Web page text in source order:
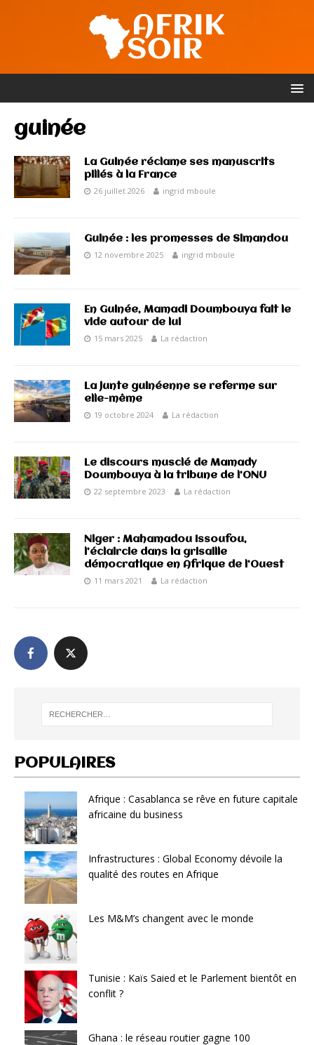
guinée
La Guinée réclame ses manuscrits
pillés à la France
26 juillet 2026 ingrid mboule
Guinée : les promesses de Simandou
12 novembre 2025 ingrid mboule
En Guinée, Mamadi Doumbouya fait le
vide autour de lui
15 mars 2025 La rédaction
La junte guinéenne se referme sur
elle-même
19 octobre 2024 La rédaction
Le discours musclé de Mamady
Doumbouya à la tribune de l’ONU
22 septembre 2023 La rédaction
Niger : Mahamadou Issoufou,
l’éclaircie dans la grisaille
démocratique en Afrique de l’Ouest
11 mars 2021 La rédaction
POPULAIRES
Afrique : Casablanca se rêve en future capitale
africaine du business
Infrastructures : Global Economy dévoile la
qualité des routes en Afrique
Les M&M’s changent avec le monde
Tunisie : Kaïs Saied et le Parlement bientôt en
conflit ?
Ghana : le réseau routier gagne 100